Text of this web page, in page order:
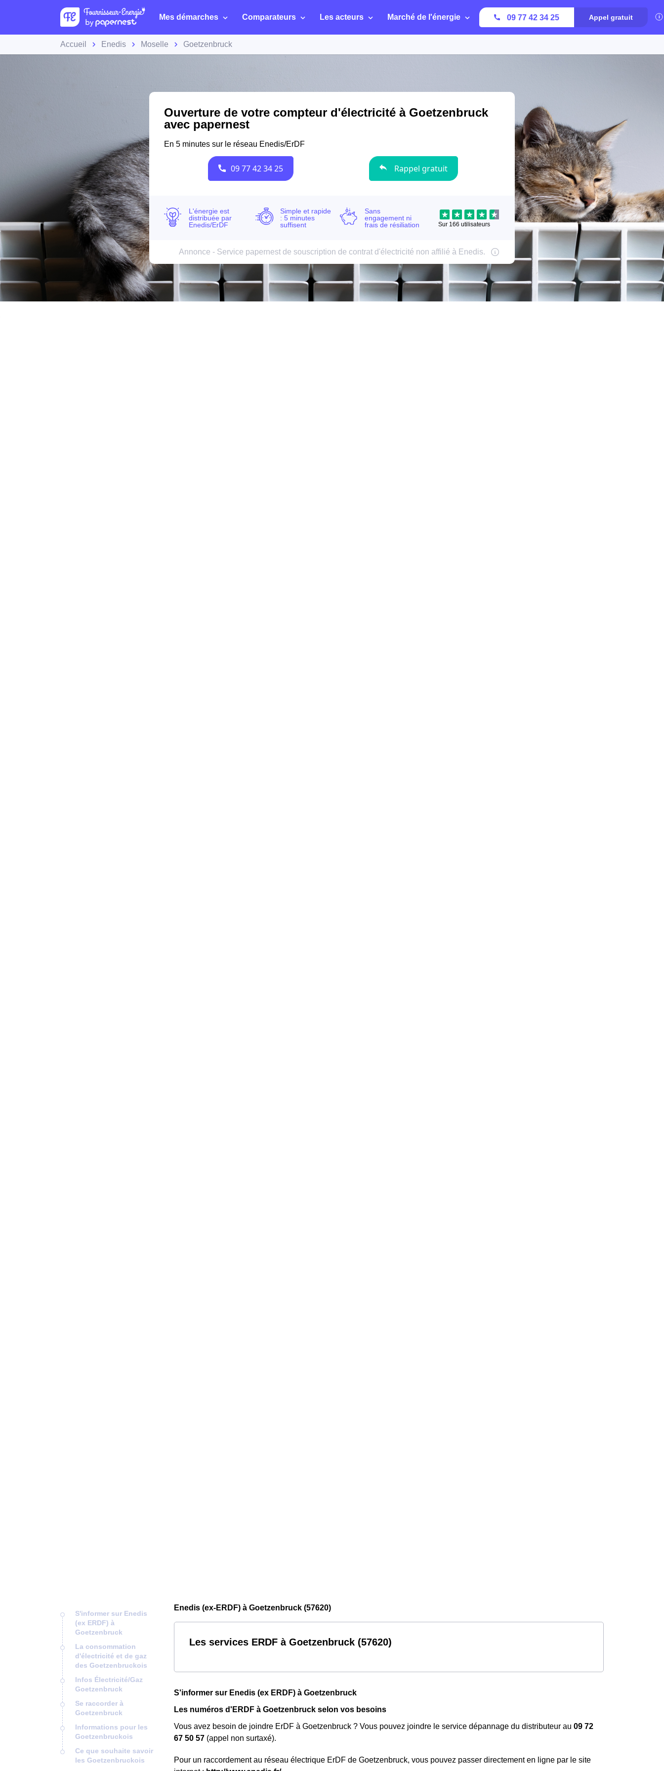
Mes démarches Comparateurs Les acteurs Marché de l'énergie 09 77 42 34 25 Appel gratuit
Accueil Enedis Moselle Goetzenbruck
S'informer sur Enedis
(ex ERDF) à
Goetzenbruck
La consommation
d'électricité et de gaz
des Goetzenbruckois
Infos Électricité/Gaz
Goetzenbruck
Se raccorder à
Goetzenbruck
Informations pour les
Goetzenbruckois
Ce que souhaite savoir
les Goetzenbruckois
Enedis (ex-ERDF) à Goetzenbruck (57620)
Les services ERDF à Goetzenbruck (57620)
S'informer sur Enedis (ex ERDF) à Goetzenbruck
Les numéros d'ERDF à Goetzenbruck selon vos besoins
Vous avez besoin de joindre ErDF à Goetzenbruck ? Vous pouvez joindre le service dépannage du distributeur au 09 72
67 50 57 (appel non surtaxé).
Pour un raccordement au réseau électrique ErDF de Goetzenbruck, vous pouvez passer directement en ligne par le site